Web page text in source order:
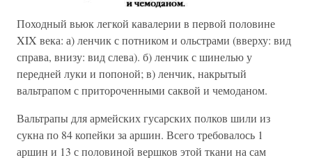
Походный вьюк легкой кавалерии в первой половине
XIX века: а) ленчик с потником и ольстрами (вверху: вид
справа, внизу: вид слева). б) ленчик с шинелью у
передней луки и попоной; в) ленчик, накрытый
вальтрапом с притороченными саквой и чемоданом.
Вальтрапы для армейских гусарских полков шили из
сукна по 84 копейки за аршин. Всего требовалось 1
аршин и 13 с половиной вершков этой ткани на сам